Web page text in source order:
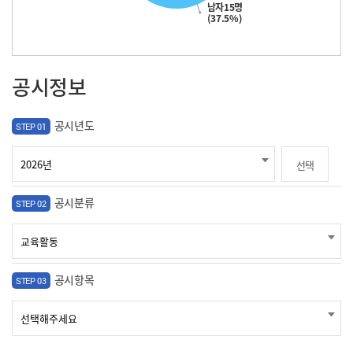
남자15명
(37.5%)
공시정보
STEP 01 공시년도
선택
STEP 02 공시분류
STEP 03 공시항목